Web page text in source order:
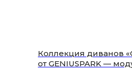
Коллекция диванов
от GENIUSPARK —